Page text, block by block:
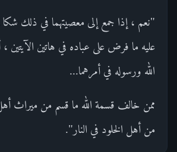
"نعم ، إذا جمع إلى معصيتهما في ذلك
عليه ما فرض على عباده في هاتين الآيتين
الله ورسوله في أمرهما...
ممن خالف قسمة الله ما قسم من ميراث
من أهل الخلود في النار".